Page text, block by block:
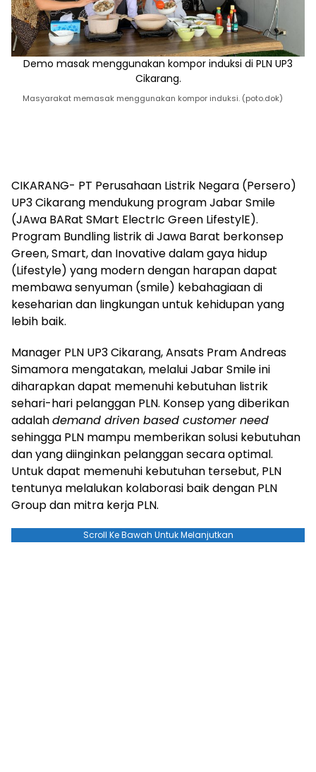
Demo masak menggunakan kompor induksi di PLN UP3
Cikarang.
Masyarakat memasak menggunakan kompor induksi. (poto.dok)
CIKARANG- PT Perusahaan Listrik Negara (Persero)
UP3 Cikarang mendukung program Jabar Smile
(JAwa BARat SMart ElectrIc Green LifestylE).
Program Bundling listrik di Jawa Barat berkonsep
Green, Smart, dan Inovative dalam gaya hidup
(Lifestyle) yang modern dengan harapan dapat
membawa senyuman (smile) kebahagiaan di
keseharian dan lingkungan untuk kehidupan yang
lebih baik.
Manager PLN UP3 Cikarang, Ansats Pram Andreas
Simamora mengatakan, melalui Jabar Smile ini
diharapkan dapat memenuhi kebutuhan listrik
sehari-hari pelanggan PLN. Konsep yang diberikan
adalahdemand driven based customer need
sehingga PLN mampu memberikan solusi kebutuhan
dan yang diinginkan pelanggan secara optimal.
Untuk dapat memenuhi kebutuhan tersebut, PLN
tentunya melalukan kolaborasi baik dengan PLN
Group dan mitra kerja PLN.
Scroll Ke Bawah Untuk Melanjutkan